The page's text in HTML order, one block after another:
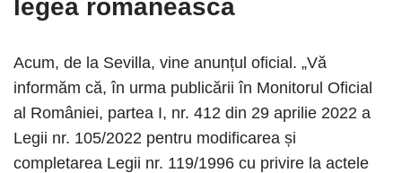
legea românească
Acum, de la Sevilla, vine anunțul oficial. „Vă
informăm că, în urma publicării în Monitorul Oficial
al României, partea I, nr. 412 din 29 aprilie 2022 a
Legii nr. 105/2022 pentru modificarea și
completarea Legii nr. 119/1996 cu privire la actele